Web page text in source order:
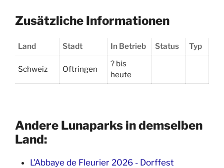
Zusätzliche Informationen
Land Stadt In Betrieb Status Typ
Schweiz Oftringen
? bis
heute
Andere Lunaparks in demselben
Land:
L'Abbaye de Fleurier 2026 - Dorffest